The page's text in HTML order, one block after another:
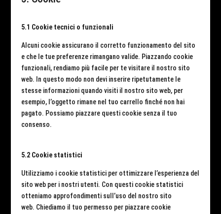
5.1 Cookie tecnici o funzionali
Alcuni cookie assicurano il corretto funzionamento del sito
e che le tue preferenze rimangano valide. Piazzando cookie
funzionali, rendiamo più facile per te visitare il nostro sito
web. In questo modo non devi inserire ripetutamente le
stesse informazioni quando visiti il nostro sito web, per
esempio, l’oggetto rimane nel tuo carrello finché non hai
pagato. Possiamo piazzare questi cookie senza il tuo
consenso.
5.2 Cookie statistici
Utilizziamo i cookie statistici per ottimizzare l’esperienza del
sito web per i nostri utenti. Con questi cookie statistici
otteniamo approfondimenti sull’uso del nostro sito
web. Chiediamo il tuo permesso per piazzare cookie